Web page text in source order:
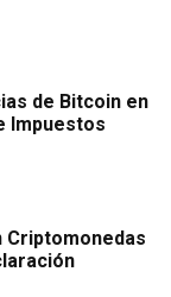
de Bitcoin en
Impuestos
Criptomonedas